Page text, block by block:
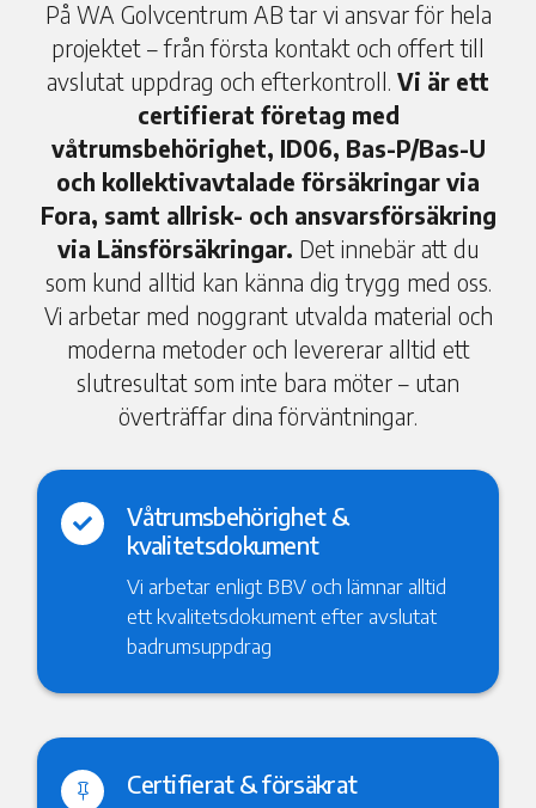
På WA Golvcentrum AB tar vi ansvar för hela
projektet – från första kontakt och offert till
avslutat uppdrag och efterkontroll. Vi är ett
certifierat företag med
våtrumsbehörighet, ID06, Bas-P/Bas-U
och kollektivavtalade försäkringar via
Fora, samt allrisk- och ansvarsförsäkring
via Länsförsäkringar. Det innebär att du
som kund alltid kan känna dig trygg med oss.
Vi arbetar med noggrant utvalda material och
moderna metoder och levererar alltid ett
slutresultat som inte bara möter – utan
överträffar dina förväntningar.

Våtrumsbehörighet &
kvalitetsdokument
Vi arbetar enligt BBV och lämnar alltid
ett kvalitetsdokument efter avslutat
badrumsuppdrag
 Certifierat & försäkrat